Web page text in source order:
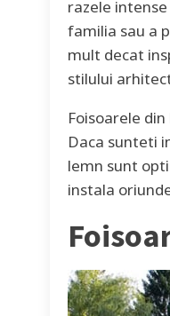
razele
familia sau a
mult decat
stilului
Foisoarele
Daca sunteti
lemn sunt
instala